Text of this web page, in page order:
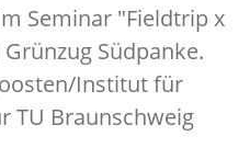
Seminar "Fieldtrip x
Südpanke.
Institut für
TU Braunschweig